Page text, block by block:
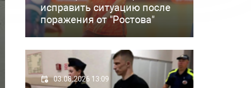
исправить ситуацию после
поражения от "Ростова"
03.08.2026 13:09